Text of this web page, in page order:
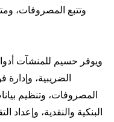
وتتبع المصروفات،
ويوفر حسيم للمنشآت أدوات
الضريبية، وإدارة
المصروفات، وتنظيم
البنكية والنقدية، وإعداد